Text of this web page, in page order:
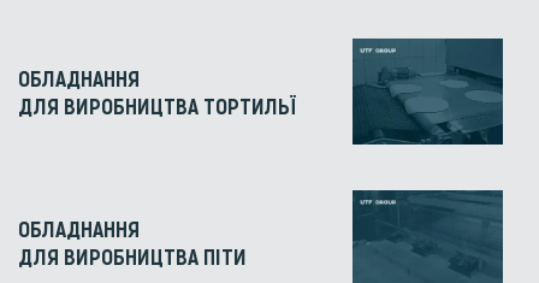
ОБЛАДНАННЯ
ДЛЯ ВИРОБНИЦТВА ТОРТИЛЬЇ
ОБЛАДНАННЯ
ДЛЯ ВИРОБНИЦТВА ПІТИ